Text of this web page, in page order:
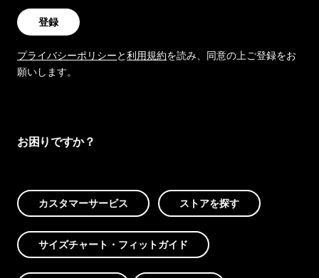
登録
プライバシーポリシーと利用規約を読み、同意の上ご登録をお
願いします。
お困りですか？
カスタマーサービス ストアを探す
サイズチャート・フィットガイド